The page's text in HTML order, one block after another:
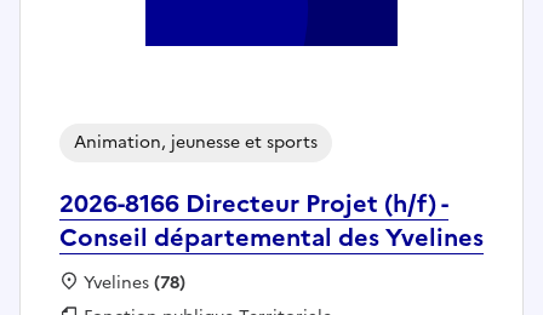
2026-8166 Directeur Projet (h/f) -
Conseil départemental des Yvelines
Animation, jeunesse et sports
Localisation :
Yvelines(78)